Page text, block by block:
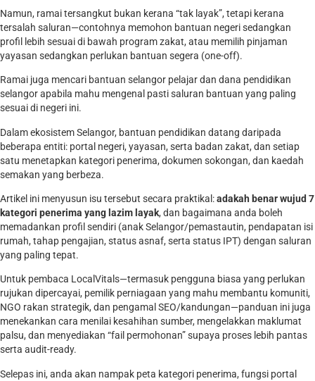
Namun, ramai tersangkut bukan kerana “tak layak”, tetapi kerana
tersalah saluran—contohnya memohon bantuan negeri sedangkan
profil lebih sesuai di bawah program zakat, atau memilih pinjaman
yayasan sedangkan perlukan bantuan segera (one-off).
Ramai juga mencari bantuan selangor pelajar dan dana pendidikan
selangor apabila mahu mengenal pasti saluran bantuan yang paling
sesuai di negeri ini.
Dalam ekosistem Selangor, bantuan pendidikan datang daripada
beberapa entiti: portal negeri, yayasan, serta badan zakat, dan setiap
satu menetapkan kategori penerima, dokumen sokongan, dan kaedah
semakan yang berbeza.
Artikel ini menyusun isu tersebut secara praktikal:adakah benar wujud 7
kategori penerima yang lazim layak, dan bagaimana anda boleh
memadankan profil sendiri (anak Selangor/pemastautin, pendapatan isi
rumah, tahap pengajian, status asnaf, serta status IPT) dengan saluran
yang paling tepat.
Untuk pembaca LocalVitals—termasuk pengguna biasa yang perlukan
rujukan dipercayai, pemilik perniagaan yang mahu membantu komuniti,
NGO rakan strategik, dan pengamal SEO/kandungan—panduan ini juga
menekankan cara menilai kesahihan sumber, mengelakkan maklumat
palsu, dan menyediakan “fail permohonan” supaya proses lebih pantas
serta audit-ready.
Selepas ini, anda akan nampak peta kategori penerima, fungsi portal